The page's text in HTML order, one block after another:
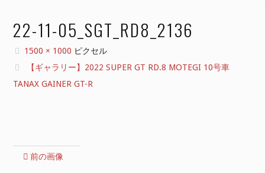
22-11-05_SGT_RD8_2136
フ
ル
サ
1500 × 1000 ピクセル
【ギャラリー】2022 SUPER GT RD.8 MOTEGI 10号車
TANAX GAINER GT-R
前の画像